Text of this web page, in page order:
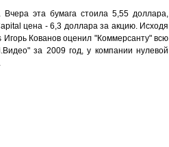
эта бумага стоила 5,55 доллара,
цена - 6,3 доллара за акцию. Исходя
Кованов оценил "Коммерсанту" всю
за 2009 год, у компании нулевой